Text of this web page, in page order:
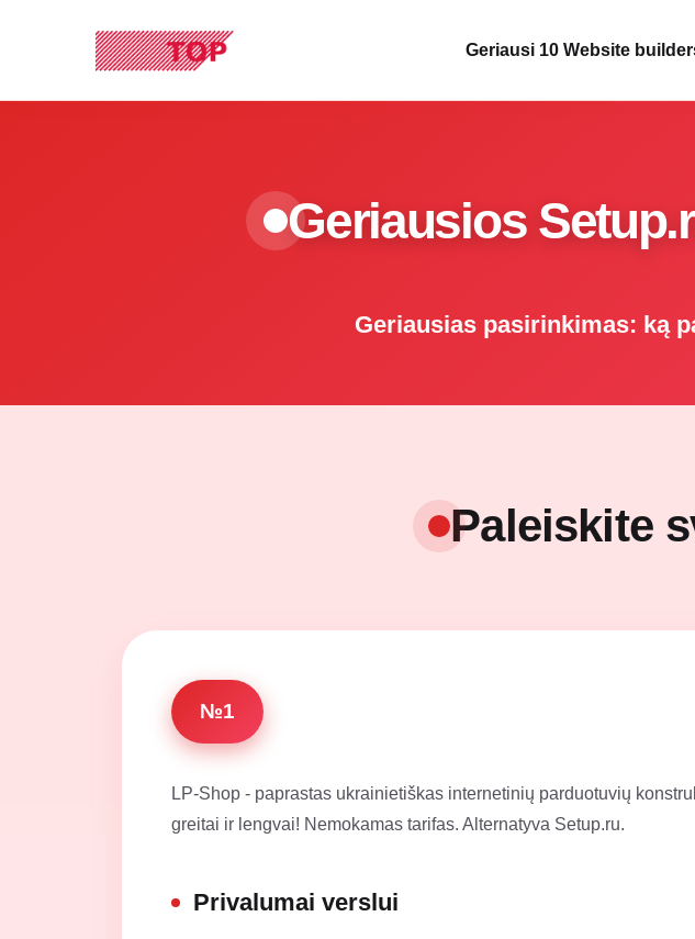
Geriausi 10 Website
Geriausios
Geriausias pasirinkimas: ką
Paleiskite
№1
LP-Shop - paprastas ukrainietiškas internetinių parduotuvių
greitai ir lengvai! Nemokamas tarifas. Alternatyva Setup.ru.
Privalumai verslui